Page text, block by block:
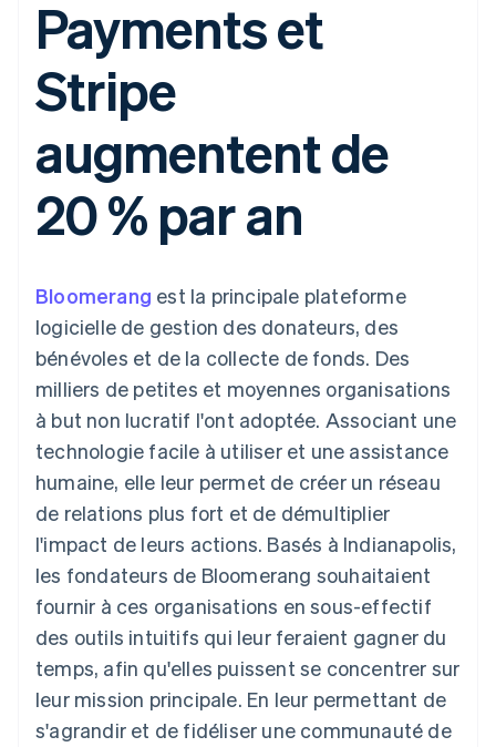
Moyens de
paiement
Accès à plus
de 125
Terminal
Paiements en
personne
Authorization
Boost
Acceptation
optimisée
accélérés
Connections
Comptes
associés
Comptabilité
automatisée
Synchronisation
des données
Product roadmap
Découvrez les prochaines évolutions
Radar
Prévention de la fraude
Atlas
Constitution de start-up
Élimination du carbone
Identity
Vérification de l'identité
l’application
Marketplaces
Gestion financière
SaaS
Entreprises d'IA
Économie des
Jeux
Hôtellerie, voyages et
loisirs
Assurance
Médias et
divertissements
Organisations à but
non lucratif
Services aux
entreprises
Secteur public
Commerce en ligne
Partenaires
Stripe App Marketplace
Gérer des
abonnements
Proposer une
Émettre des cartes
bancaires adossées à
des stablecoins
Fournir et gérer des
services avec des
Ressources
Intégrations
d'applications
Exemples de code
Blog des développeurs
État de l'API
Entreprise
Sessions : conférence
annuelle
Carrières
Communiqués de
presse
Contacter notre équipe
Devenir partenaire
Payments et
Stripe
augmentent de
20 % par an
Bloomerang est la principale plateforme
logicielle de gestion des donateurs, des
bénévoles et de la collecte de fonds. Des
milliers de petites et moyennes organisations
à but non lucratif l'ont adoptée. Associant une
technologie facile à utiliser et une assistance
humaine, elle leur permet de créer un réseau
de relations plus fort et de démultiplier
l'impact de leurs actions. Basés à Indianapolis,
les fondateurs de Bloomerang souhaitaient
fournir à ces organisations en sous-effectif
des outils intuitifs qui leur feraient gagner du
temps, afin qu'elles puissent se concentrer sur
leur mission principale. En leur permettant de
s'agrandir et de fidéliser une communauté de